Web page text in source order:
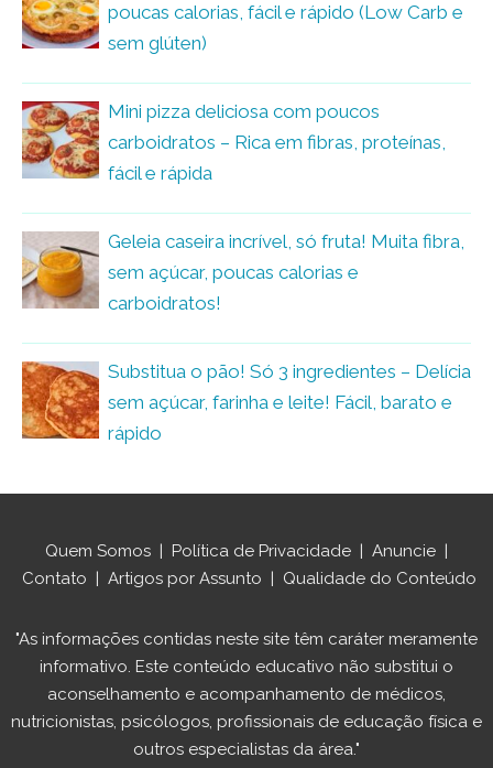
poucas calorias, fácil e rápido (Low Carb e
sem glúten)
Mini pizza deliciosa com poucos
carboidratos – Rica em fibras, proteínas,
fácil e rápida
Geleia caseira incrível, só fruta! Muita fibra,
sem açúcar, poucas calorias e
carboidratos!
Substitua o pão! Só 3 ingredientes – Delícia
sem açúcar, farinha e leite! Fácil, barato e
rápido
Quem Somos | Política de Privacidade | Anuncie |
Contato | Artigos por Assunto | Qualidade do Conteúdo
"As informações contidas neste site têm caráter meramente
informativo. Este conteúdo educativo não substitui o
aconselhamento e acompanhamento de médicos,
nutricionistas, psicólogos, profissionais de educação física e
outros especialistas da área."